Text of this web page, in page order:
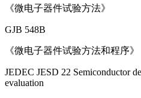
《微电子器件试验方法》
GJB 548B
《微电子器件试验方法和程序》
JEDEC JESD 22 Semiconductor
evaluation